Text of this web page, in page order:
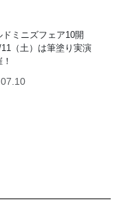
ドミニズフェア10開
（土）は筆塗り実演